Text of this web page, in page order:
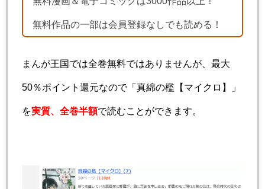
無料作品の一部は会員登録なしでも読める！
まんが王国では全巻無料ではありませんが、最大
50％ポイント還元なので「真綿の檻【マイクロ】」
を実質、全巻半額で読むことができます。